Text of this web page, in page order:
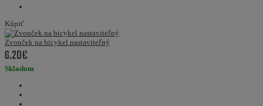
Kúpiť
Zvonček na bicykel nastaviteľný
6.20€
Skladom